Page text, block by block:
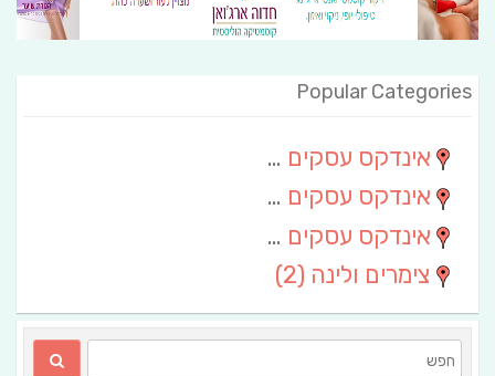
Popular Categories
אינדקס עסקים מרחבי
אינדקס עסקים חבל שלום
אינדקס עסקים ארצי
צימרים ולינה (2)